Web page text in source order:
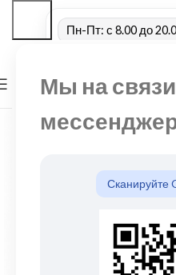
Мы на
Сканируйте
Пн-Пт: с 8.00 до
МЕНЮ